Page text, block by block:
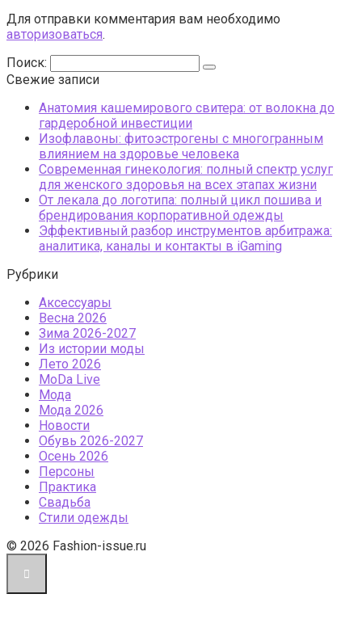
Для отправки комментария вам необходимо
авторизоваться.
Поиск:
Свежие записи
Анатомия кашемирового свитера: от волокна до
гардеробной инвестиции
Изофлавоны: фитоэстрогены с многогранным
влиянием на здоровье человека
Современная гинекология: полный спектр услуг
для женского здоровья на всех этапах жизни
От лекала до логотипа: полный цикл пошива и
брендирования корпоративной одежды
Эффективный разбор инструментов арбитража:
аналитика, каналы и контакты в iGaming
Рубрики
Аксессуары
Весна 2026
Зима 2026-2027
Из истории моды
Лето 2026
МоDа Live
Мода
Мода 2026
Новости
Обувь 2026-2027
Осень 2026
Персоны
Практика
Свадьба
Стили одежды
© 2026 Fashion-issue.ru